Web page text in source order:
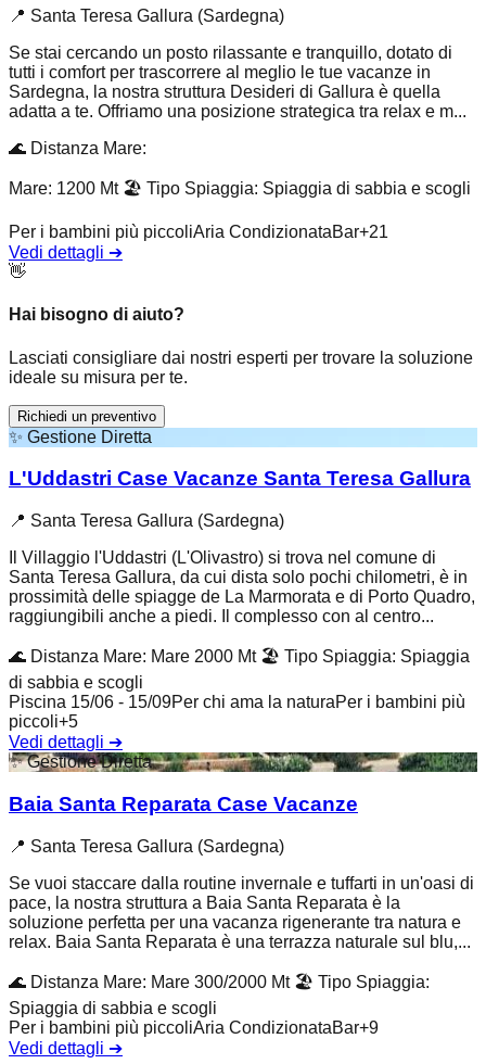
📍 Santa Teresa Gallura (Sardegna)
Se stai cercando un posto rilassante e tranquillo, dotato di
tutti i comfort per trascorrere al meglio le tue vacanze in
Sardegna, la nostra struttura Desideri di Gallura è quella
adatta a te. Offriamo una posizione strategica tra relax e m...
🌊 Distanza Mare:
Mare: 1200 Mt 🏖️ Tipo Spiaggia: Spiaggia di sabbia e scogli
Per i bambini più piccoliAria CondizionataBar+21
Vedi dettagli ➔
👋
Hai bisogno di aiuto?
Lasciati consigliare dai nostri esperti per trovare la soluzione
ideale su misura per te.
Richiedi un preventivo
✨ Gestione Diretta
L'Uddastri Case Vacanze Santa Teresa Gallura
📍 Santa Teresa Gallura (Sardegna)
Il Villaggio l'Uddastri (L'Olivastro) si trova nel comune di
Santa Teresa Gallura, da cui dista solo pochi chilometri, è in
prossimità delle spiagge de La Marmorata e di Porto Quadro,
raggiungibili anche a piedi. Il complesso con al centro...
🌊 Distanza Mare: Mare 2000 Mt 🏖️ Tipo Spiaggia: Spiaggia
di sabbia e scogli
Piscina 15/06 - 15/09Per chi ama la naturaPer i bambini più
piccoli+5
Vedi dettagli ➔
✨Gestione Diretta
Baia Santa Reparata Case Vacanze
📍 Santa Teresa Gallura (Sardegna)
Se vuoi staccare dalla routine invernale e tuffarti in un'oasi di
pace, la nostra struttura a Baia Santa Reparata è la
soluzione perfetta per una vacanza rigenerante tra natura e
relax. Baia Santa Reparata è una terrazza naturale sul blu,...
🌊 Distanza Mare: Mare 300/2000 Mt 🏖️ Tipo Spiaggia:
Spiaggia di sabbia e scogli
Per i bambini più piccoliAria CondizionataBar+9
Vedi dettagli ➔